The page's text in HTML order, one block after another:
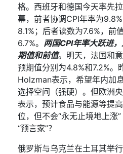
格。西班牙和德国今天率先
幕，前者协调CPI年率为9.8%
8.1% ；后者读数为7.6%，前
6.7%。 两国CPI年率大跃进
期值和前值。明天，法国和
预期值分别为4.8%和7.2%。
Holzman表示，希望年内加
选择空间（强硬）。但欧洲
表示，预计食品与能源等提
位，但不会“永无止境地上涨
“预言家”？
俄罗斯与乌克兰在土耳其举